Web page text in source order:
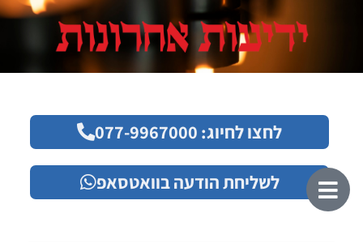
לחצו לחיוג: 077-9967000
לשליחת הודעה בוואטסאפ